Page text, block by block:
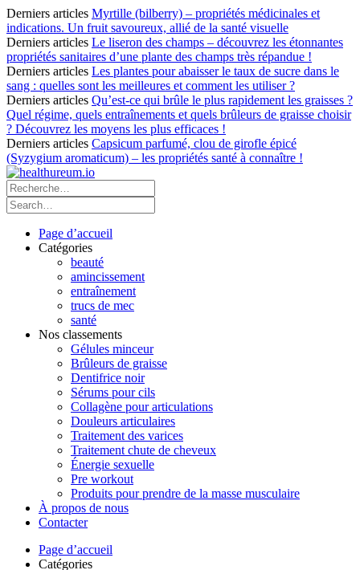
Derniers articles Myrtille (bilberry) – propriétés médicinales et
indications. Un fruit savoureux, allié de la santé visuelle
Derniers articles Le liseron des champs – découvrez les étonnantes
propriétés sanitaires d’une plante des champs très répandue !
Derniers articles Les plantes pour abaisser le taux de sucre dans le
sang : quelles sont les meilleures et comment les utiliser ?
Derniers articles Qu’est-ce qui brûle le plus rapidement les graisses ?
Quel régime, quels entraînements et quels brûleurs de graisse choisir
? Découvrez les moyens les plus efficaces !
Derniers articles Capsicum parfumé, clou de girofle épicé
(Syzygium aromaticum) – les propriétés santé à connaître !
Page d’accueil
Catégories
beauté
amincissement
entraînement
trucs de mec
santé
Nos classements
Gélules minceur
Brûleurs de graisse
Dentifrice noir
Sérums pour cils
Collagène pour articulations
Douleurs articulaires
Traitement des varices
Traitement chute de cheveux
Énergie sexuelle
Pre workout
Produits pour prendre de la masse musculaire
À propos de nous
Contacter
Page d’accueil
Catégories